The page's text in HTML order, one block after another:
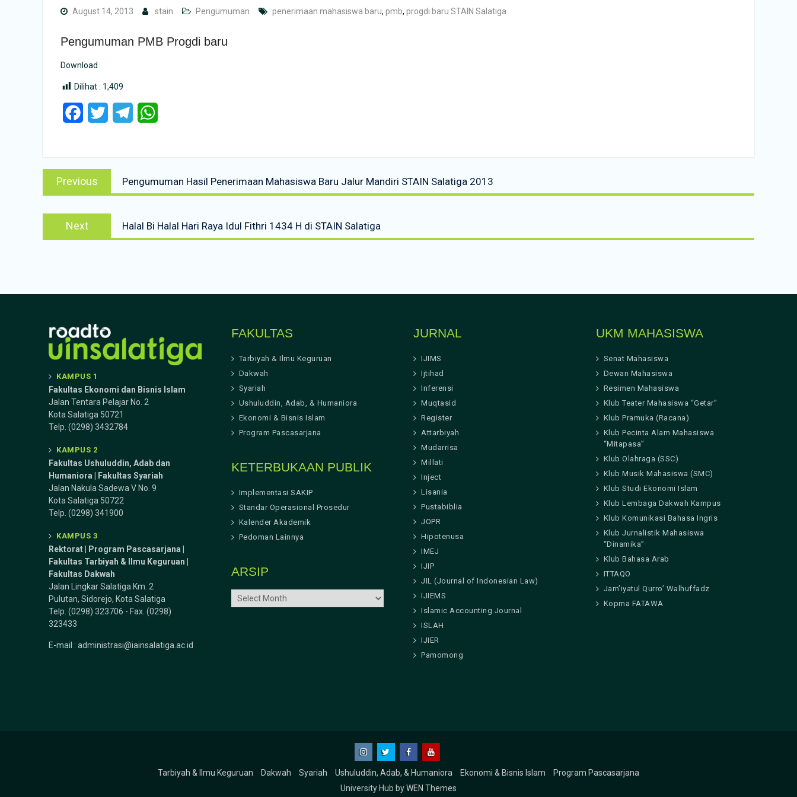
August 14, 2013 stain Pengumuman penerimaan mahasiswa baru, pmb, progdi baru STAIN Salatiga
Pengumuman PMB Progdi baru
Download
Dilihat : 1,409
Facebook
Twitter Telegram
Post
navigation
Previous
post:
Pengumuman Hasil Penerimaan Mahasiswa Baru Jalur Mandiri STAIN Salatiga 2013
Next
post:
Halal Bi Halal Hari Raya Idul Fithri 1434 H di STAIN Salatiga
KAMPUS 1
Fakultas Ekonomi dan Bisnis Islam
Jalan Tentara Pelajar No. 2
Kota Salatiga 50721
Telp. (0298) 3432784
KAMPUS 2
Fakultas Ushuluddin, Adab dan
Humaniora | Fakultas Syariah
Jalan Nakula Sadewa V No. 9
Kota Salatiga 50722
Telp. (0298) 341900
KAMPUS 3
Rektorat | Program Pascasarjana |
Fakultas Tarbiyah & Ilmu Keguruan |
Fakultas Dakwah
Jalan Lingkar Salatiga Km. 2
Pulutan, Sidorejo, Kota Salatiga
Telp. (0298) 323706 - Fax. (0298)
323433
E-mail : administrasi@iainsalatiga.ac.id
FAKULTAS
Tarbiyah & Ilmu Keguruan
Dakwah
Syariah
Ushuluddin, Adab, & Humaniora
Ekonomi & Bisnis Islam
Program Pascasarjana
KETERBUKAAN PUBLIK
Implementasi SAKIP
Standar Operasional Prosedur
Kalender Akademik
Pedoman Lainnya
ARSIP
ARSIP
JURNAL
IJIMS
Ijtihad
Inferensi
Muqtasid
Register
Attarbiyah
Mudarrisa
Millati
Inject
Lisania
Pustabiblia
JOPR
Hipotenusa
IMEJ
IJIP
JIL (Journal of Indonesian Law)
IJIEMS
Islamic Accounting Journal
ISLAH
IJIER
Pamomong
UKM MAHASISWA
Senat Mahasiswa
Dewan Mahasiswa
Resimen Mahasiswa
Klub Teater Mahasiswa “Getar”
Klub Pramuka (Racana)
Klub Pecinta Alam Mahasiswa
“Mitapasa”
Klub Olahraga (SSC)
Klub Musik Mahasiswa (SMC)
Klub Studi Ekonomi Islam
Klub Lembaga Dakwah Kampus
Klub Komunikasi Bahasa Ingris
Klub Jurnalistik Mahasiswa
“Dinamika”
Klub Bahasa Arab
ITTAQO
Jam’iyatul Qurro’ Walhuffadz
Kopma FATAWA
InstagramTwitterFacebookYoutube
Tarbiyah & Ilmu Keguruan Dakwah Syariah Ushuluddin, Adab, & Humaniora Ekonomi & Bisnis Islam
Program Pascasarjana
University Hub byWEN Themes